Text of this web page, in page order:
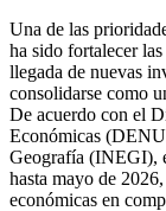
Una de las
ha sido fortalecer
llegada de nuevas
consolidarse como
De acuerdo con el
Económicas
Geografía (INEGI),
hasta mayo de
económicas en